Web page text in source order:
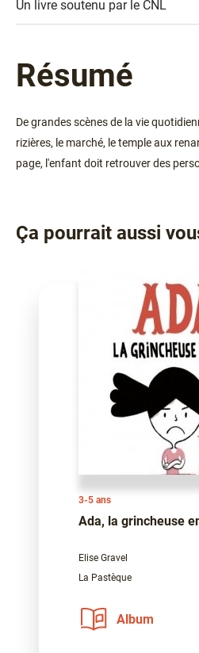
Sélection
Un livre soutenu par le CNL
Résumé
De grandes scènes de la vie
rizières, le marché, le temple aux
page, l'enfant doit retrouver des
Ça pourrait aussi
3-5 ans
Ada, la grincheuse
Elise Gravel
La Pastèque
Album